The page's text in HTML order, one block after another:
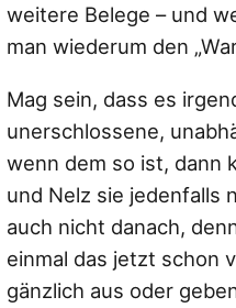
weitere Belege – und
man wiederum den
Mag sein, dass es
unerschlossene,
wenn dem so ist, dann
und Nelz sie jedenfalls
auch nicht danach,
einmal das jetzt schon
gänzlich aus oder